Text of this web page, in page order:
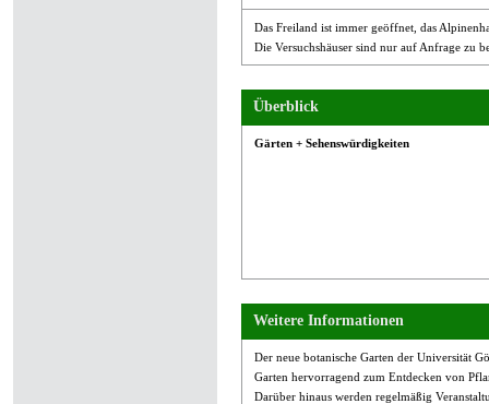
Das Freiland ist immer geöffnet, das
Die Versuchshäuser sind nur auf Anfrage zu
Überblick
Gärten + Sehenswürdigkeiten
Weitere Informationen
Der neue botanische Garten der Universität
Garten hervorragend zum Entdecken von
Darüber hinaus werden regelmäßig